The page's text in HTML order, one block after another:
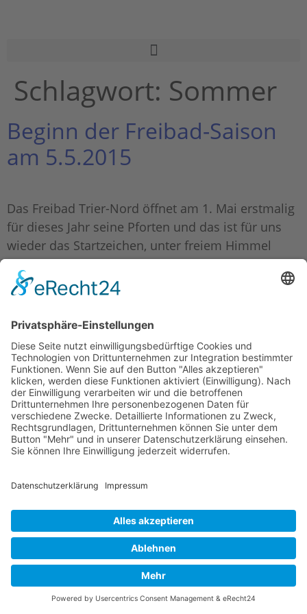
Schlagwort: Sommer
Beginn der Freibad-Saison
am 5.5.2015
Das Freibad Trier-Nord öffnet am 1. Mai erstmalig
für dieses Jahr seine Pforten und das ist für uns
wieder das Startzeichen, unter freiem Himmel
trainieren zu dürfen. Somit werden wir ab
Dienstag 5.5.2015 wieder im Nordbad zu finden
sein.
Cookie-Einstellungen
Datenschutzerklärung
Impressum